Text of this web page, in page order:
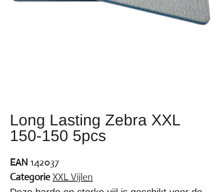
Long Lasting Zebra XXL
150-150 5pcs
EAN 142037
Categorie XXL Vijlen